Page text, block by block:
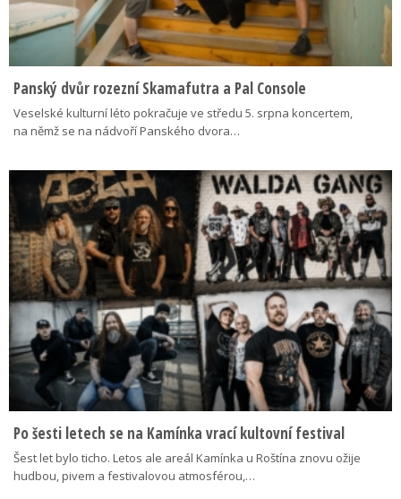
Panský dvůr rozezní Skamafutra a Pal Console
Veselské kulturní léto pokračuje ve středu 5. srpna koncertem,
na němž se na nádvoří Panského dvora…
Po šesti letech se na Kamínka vrací kultovní festival
Šest let bylo ticho. Letos ale areál Kamínka u Roštína znovu ožije
hudbou, pivem a festivalovou atmosférou,…